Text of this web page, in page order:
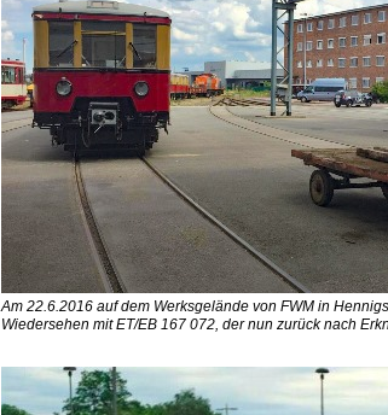
Am 22.6.2016 auf dem Werksgelände von FWM in
Wiedersehen mit ET/EB 167 072, der nun zurück nach